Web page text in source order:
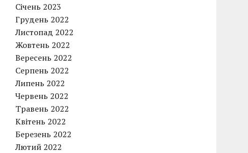
Січень 2023
Грудень 2022
Листопад 2022
Жовтень 2022
Вересень 2022
Серпень 2022
Липень 2022
Червень 2022
Травень 2022
Квітень 2022
Березень 2022
Лютий 2022